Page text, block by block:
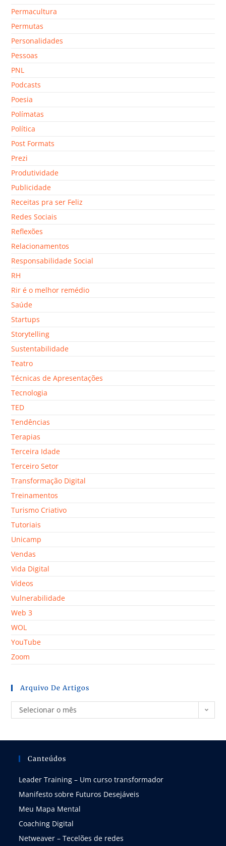
Permacultura
Permutas
Personalidades
Pessoas
PNL
Podcasts
Poesia
Polímatas
Política
Post Formats
Prezi
Produtividade
Publicidade
Receitas pra ser Feliz
Redes Sociais
Reflexões
Relacionamentos
Responsabilidade Social
RH
Rir é o melhor remédio
Saúde
Startups
Storytelling
Sustentabilidade
Teatro
Técnicas de Apresentações
Tecnologia
TED
Tendências
Terapias
Terceira Idade
Terceiro Setor
Transformação Digital
Treinamentos
Turismo Criativo
Tutoriais
Unicamp
Vendas
Vida Digital
Vídeos
Vulnerabilidade
Web 3
WOL
YouTube
Zoom
Arquivo De Artigos
Selecionar o mês
Canteúdos
Leader Training – Um curso transformador
Manifesto sobre Futuros Desejáveis
Meu Mapa Mental
Coaching Digital
Netweaver – Tecelões de redes